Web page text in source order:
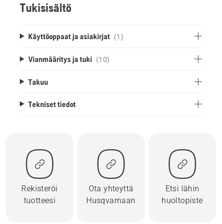
Tukisisältö
Käyttöoppaat ja asiakirjat (1)
Vianmääritys ja tuki (10)
Takuu
Tekniset tiedot
Rekisteröi
tuotteesi
Ota yhteyttä
Husqvarnaan
Etsi lähin
huoltopiste